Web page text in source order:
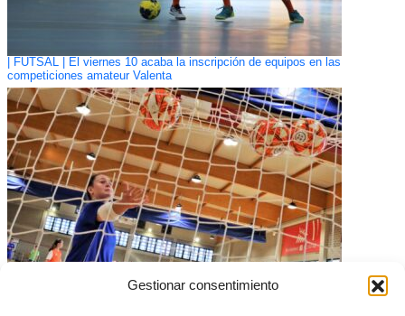
Gestionar consentimiento
| FUTSAL | El viernes 10 acaba la inscripción de equipos en las
competiciones amateur Valenta